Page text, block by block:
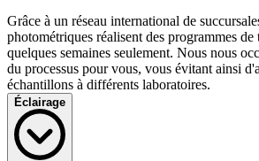
Grâce à un réseau international de
photométriques réalisent des programmes de
quelques semaines seulement. Nous nous
du processus pour vous, vous évitant ainsi
échantillons à différents laboratoires.
Éclairage